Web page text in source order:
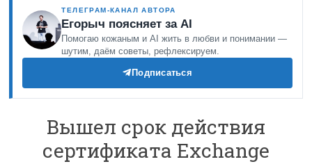
ТЕЛЕГРАМ-КАНАЛ АВТОРА
Егорыч поясняет за AI
Помогаю кожаным и AI жить в любви и понимании —
шутим, даём советы, рефлексируем.
Подписаться
Вышел срок действия
сертификата Exchange